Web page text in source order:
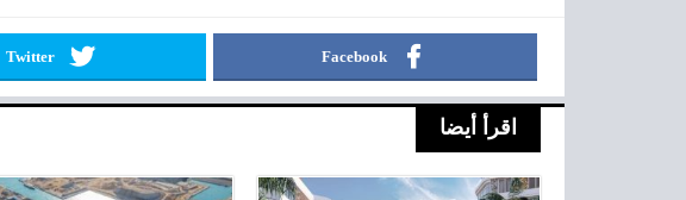
Facebook
Twitter
اقرأ أيضا